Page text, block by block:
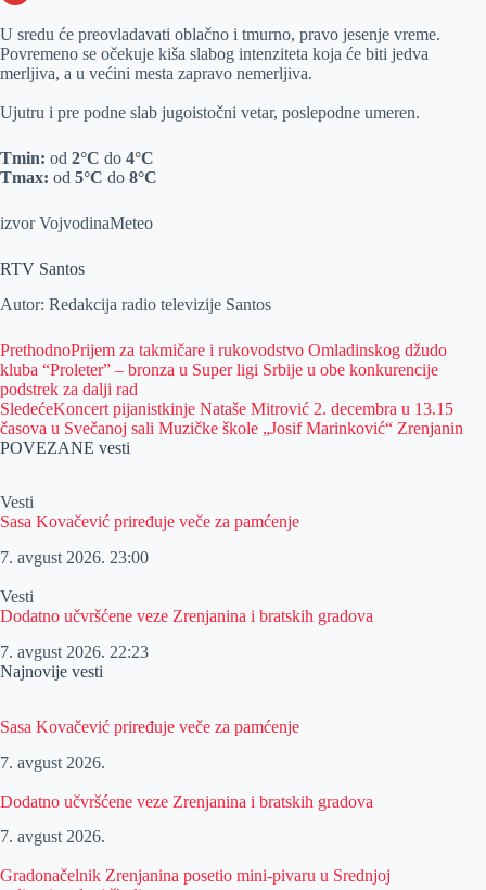
k
g
e
r
d
I
n
r
t
s
A
p
m
a
i
U sredu će preovladavati oblačno i tmurno, pravo jesenje vreme.
Povremeno se očekuje kiša slabog intenziteta koja će biti jedva
merljiva, a u većini mesta zapravo nemerljiva.
Ujutru i pre podne slab jugoistočni vetar, poslepodne umeren.
Tmin: od 2°C do 4°C
Tmax: od 5°C do 8°C
izvor VojvodinaMeteo
RTV Santos
Autor: Redakcija radio televizije Santos
PrethodnoPrijem za takmičare i rukovodstvo Omladinskog džudo
kluba “Proleter” – bronza u Super ligi Srbije u obe konkurencije
podstrek za dalji rad
SledećeKoncert pijanistkinje Nataše Mitrović 2. decembra u 13.15
časova u Svečanoj sali Muzičke škole „Josif Marinković“ Zrenjanin
POVEZANE vesti
Vesti
Sasa Kovačević priređuje veče za pamćenje
7. avgust 2026. 23:00
Vesti
Dodatno učvršćene veze Zrenjanina i bratskih gradova
7. avgust 2026. 22:23
Najnovije vesti
Sasa Kovačević priređuje veče za pamćenje
7. avgust 2026.
Dodatno učvršćene veze Zrenjanina i bratskih gradova
7. avgust 2026.
Gradonačelnik Zrenjanina posetio mini-pivaru u Srednjoj